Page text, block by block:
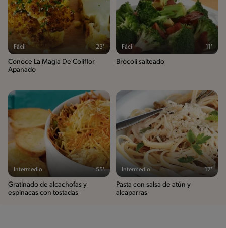
Fácil 23'
Conoce La Magia De Coliflor
Apanado
Fácil 11'
Brócoli salteado
Intermedio 55'
Gratinado de alcachofas y
espinacas con tostadas
Intermedio 17'
Pasta con salsa de atún y
alcaparras